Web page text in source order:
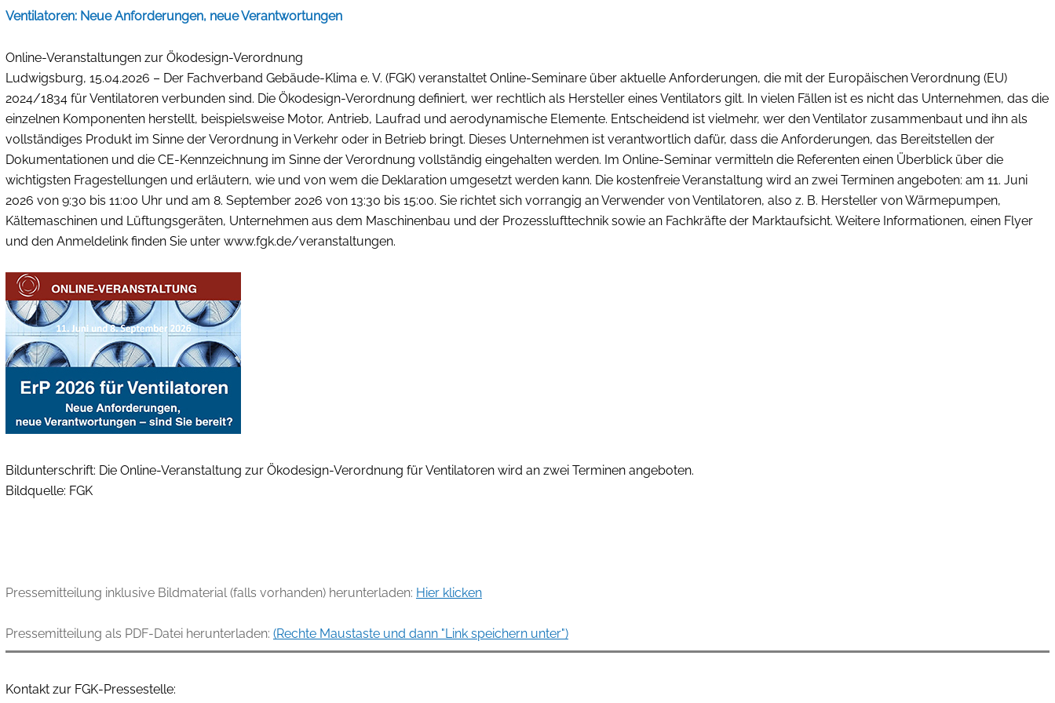
Ventilatoren: Neue Anforderungen, neue Verantwortungen
Online-Veranstaltungen zur Ökodesign-Verordnung
Ludwigsburg, 15.04.2026 – Der Fachverband Gebäude-Klima e. V. (FGK) veranstaltet Online-Seminare über aktuelle Anforderungen, die mit der Europäischen Verordnung (EU)
2024/1834 für Ventilatoren verbunden sind. Die Ökodesign-Verordnung definiert, wer rechtlich als Hersteller eines Ventilators gilt. In vielen Fällen ist es nicht das Unternehmen, das die
einzelnen Komponenten herstellt, beispielsweise Motor, Antrieb, Laufrad und aerodynamische Elemente. Entscheidend ist vielmehr, wer den Ventilator zusammenbaut und ihn als
vollständiges Produkt im Sinne der Verordnung in Verkehr oder in Betrieb bringt. Dieses Unternehmen ist verantwortlich dafür, dass die Anforderungen, das Bereitstellen der
Dokumentationen und die CE-Kennzeichnung im Sinne der Verordnung vollständig eingehalten werden. Im Online-Seminar vermitteln die Referenten einen Überblick über die
wichtigsten Fragestellungen und erläutern, wie und von wem die Deklaration umgesetzt werden kann. Die kostenfreie Veranstaltung wird an zwei Terminen angeboten: am 11. Juni
2026 von 9:30 bis 11:00 Uhr und am 8. September 2026 von 13:30 bis 15:00. Sie richtet sich vorrangig an Verwender von Ventilatoren, also z. B. Hersteller von Wärmepumpen,
Kältemaschinen und Lüftungsgeräten, Unternehmen aus dem Maschinenbau und der Prozesslufttechnik sowie an Fachkräfte der Marktaufsicht. Weitere Informationen, einen Flyer
und den Anmeldelink finden Sie unter www.fgk.de/veranstaltungen.
Bildunterschrift: Die Online-Veranstaltung zur Ökodesign-Verordnung für Ventilatoren wird an zwei Terminen angeboten.
Bildquelle: FGK
Pressemitteilung inklusive Bildmaterial (falls vorhanden) herunterladen: Hier klicken
Pressemitteilung als PDF-Datei herunterladen: (Rechte Maustaste und dann "Link speichern unter")
Kontakt zur FGK-Pressestelle: